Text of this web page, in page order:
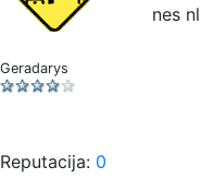
Geradarys
Reputacija: 0
nes